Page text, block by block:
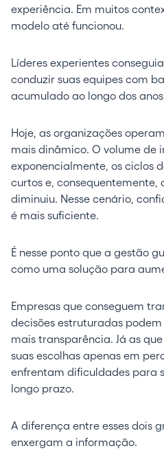
experiência. Em muitos
modelo até funcionou.
Líderes experientes
conduzir suas equipes com
acumulado ao longo dos
Hoje, as organizações
mais dinâmico. O volume de
exponencialmente, os ciclos
curtos e,
diminuiu. Nesse cenário,
é mais suficiente.
É nesse ponto que a gestão
como uma solução para
Empresas que conseguem
decisões estruturadas
mais transparência. Já as
suas escolhas apenas em
enfrentam dificuldades para
longo prazo.
A diferença entre esses dois
enxergam a informação.